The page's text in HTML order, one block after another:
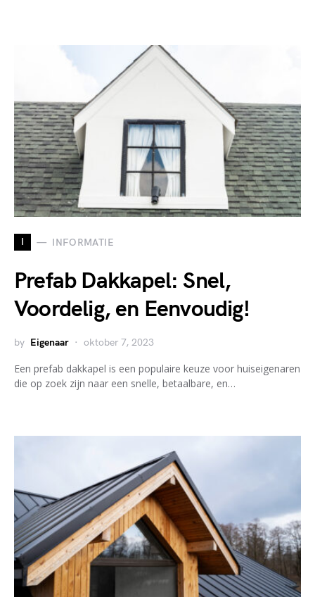
I INFORMATIE
Prefab Dakkapel: Snel,
Voordelig, en Eenvoudig!
by Eigenaar oktober 7, 2023
Een prefab dakkapel is een populaire keuze voor huiseigenaren
die op zoek zijn naar een snelle, betaalbare, en…